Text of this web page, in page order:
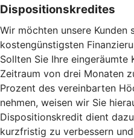
Dispositionskredites
Wir möchten unsere Kunden
kostengünstigsten
Sollten Sie Ihre eingeräumte
Zeitraum von drei Monaten
Prozent des vereinbarten
nehmen, weisen wir Sie
Dispositionskredit dient
kurzfristig zu verbessern